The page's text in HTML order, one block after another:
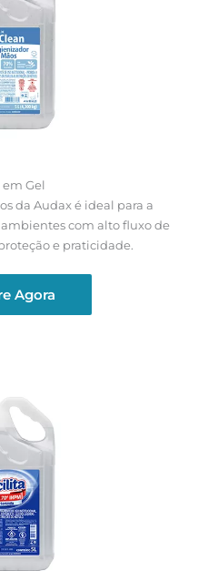
Gel
da Audax é ideal para a
com alto fluxo de
e praticidade.
Agora